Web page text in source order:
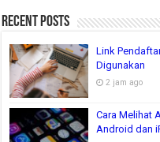
Recent Posts
Link
Digunakan
2 jam ago
Cara Melihat
Android dan